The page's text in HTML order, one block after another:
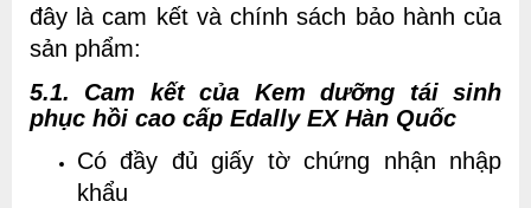
đây là cam kết và chính sách bảo hành của
sản phẩm:
5.1. Cam kết của Kem dưỡng tái sinh
phục hồi cao cấp Edally EX Hàn Quốc
Có đầy đủ giấy tờ chứng nhận nhập
khẩu